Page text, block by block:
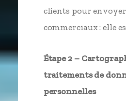
clients pour envoyer
commerciaux : elle
Étape 2 –
traitements de
personnelles